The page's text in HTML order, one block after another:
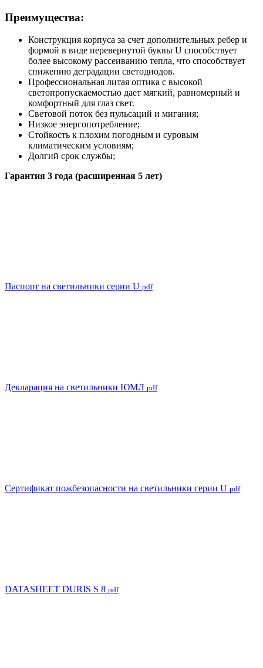
Преимущества:
Конструкция корпуса за счет дополнительных ребер и
формой в виде перевернутой буквы U способствует
более высокому рассеиванию тепла, что способствует
снижению деградации светодиодов.
Профессиональная литая оптика с высокой
светопропускаемостью дает мягкий, равномерный и
комфортный для глаз свет.
Световой поток без пульсаций и мигания;
Низкое энергопотребление;
Стойкость к плохим погодным и суровым
климатическим условиям;
Долгий срок службы;
Гарантия 3 года (расширенная 5 лет)
Паспорт на светильники серии U pdf
Декларация на светильники ЮМЛ pdf
Сертификат пожбезопасности на светильники серии U pdf
DATASHEET DURIS S 8 pdf